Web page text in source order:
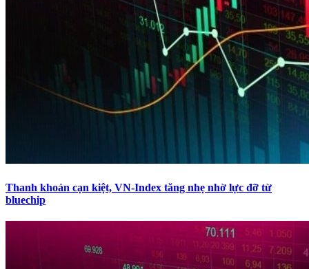
Thanh khoản cạn kiệt, VN-Index tăng nhẹ nhờ lực đỡ từ
bluechip